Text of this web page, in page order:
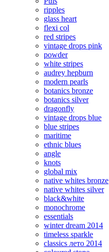
ripples
glass heart
flexi col
red stripes
vintage drops pink
powder
white stripes
audrey hepburn
modern pearls
botanics bronze
botanics silver
dragonfly
vintage drops blue
blue stripes
maritime
ethnic blues
angle
knots
global mix
native whites bronze
native whites silver
black&white
monochrome
essentials
winter dream 2014
timeless sparkle
classics лето 2014